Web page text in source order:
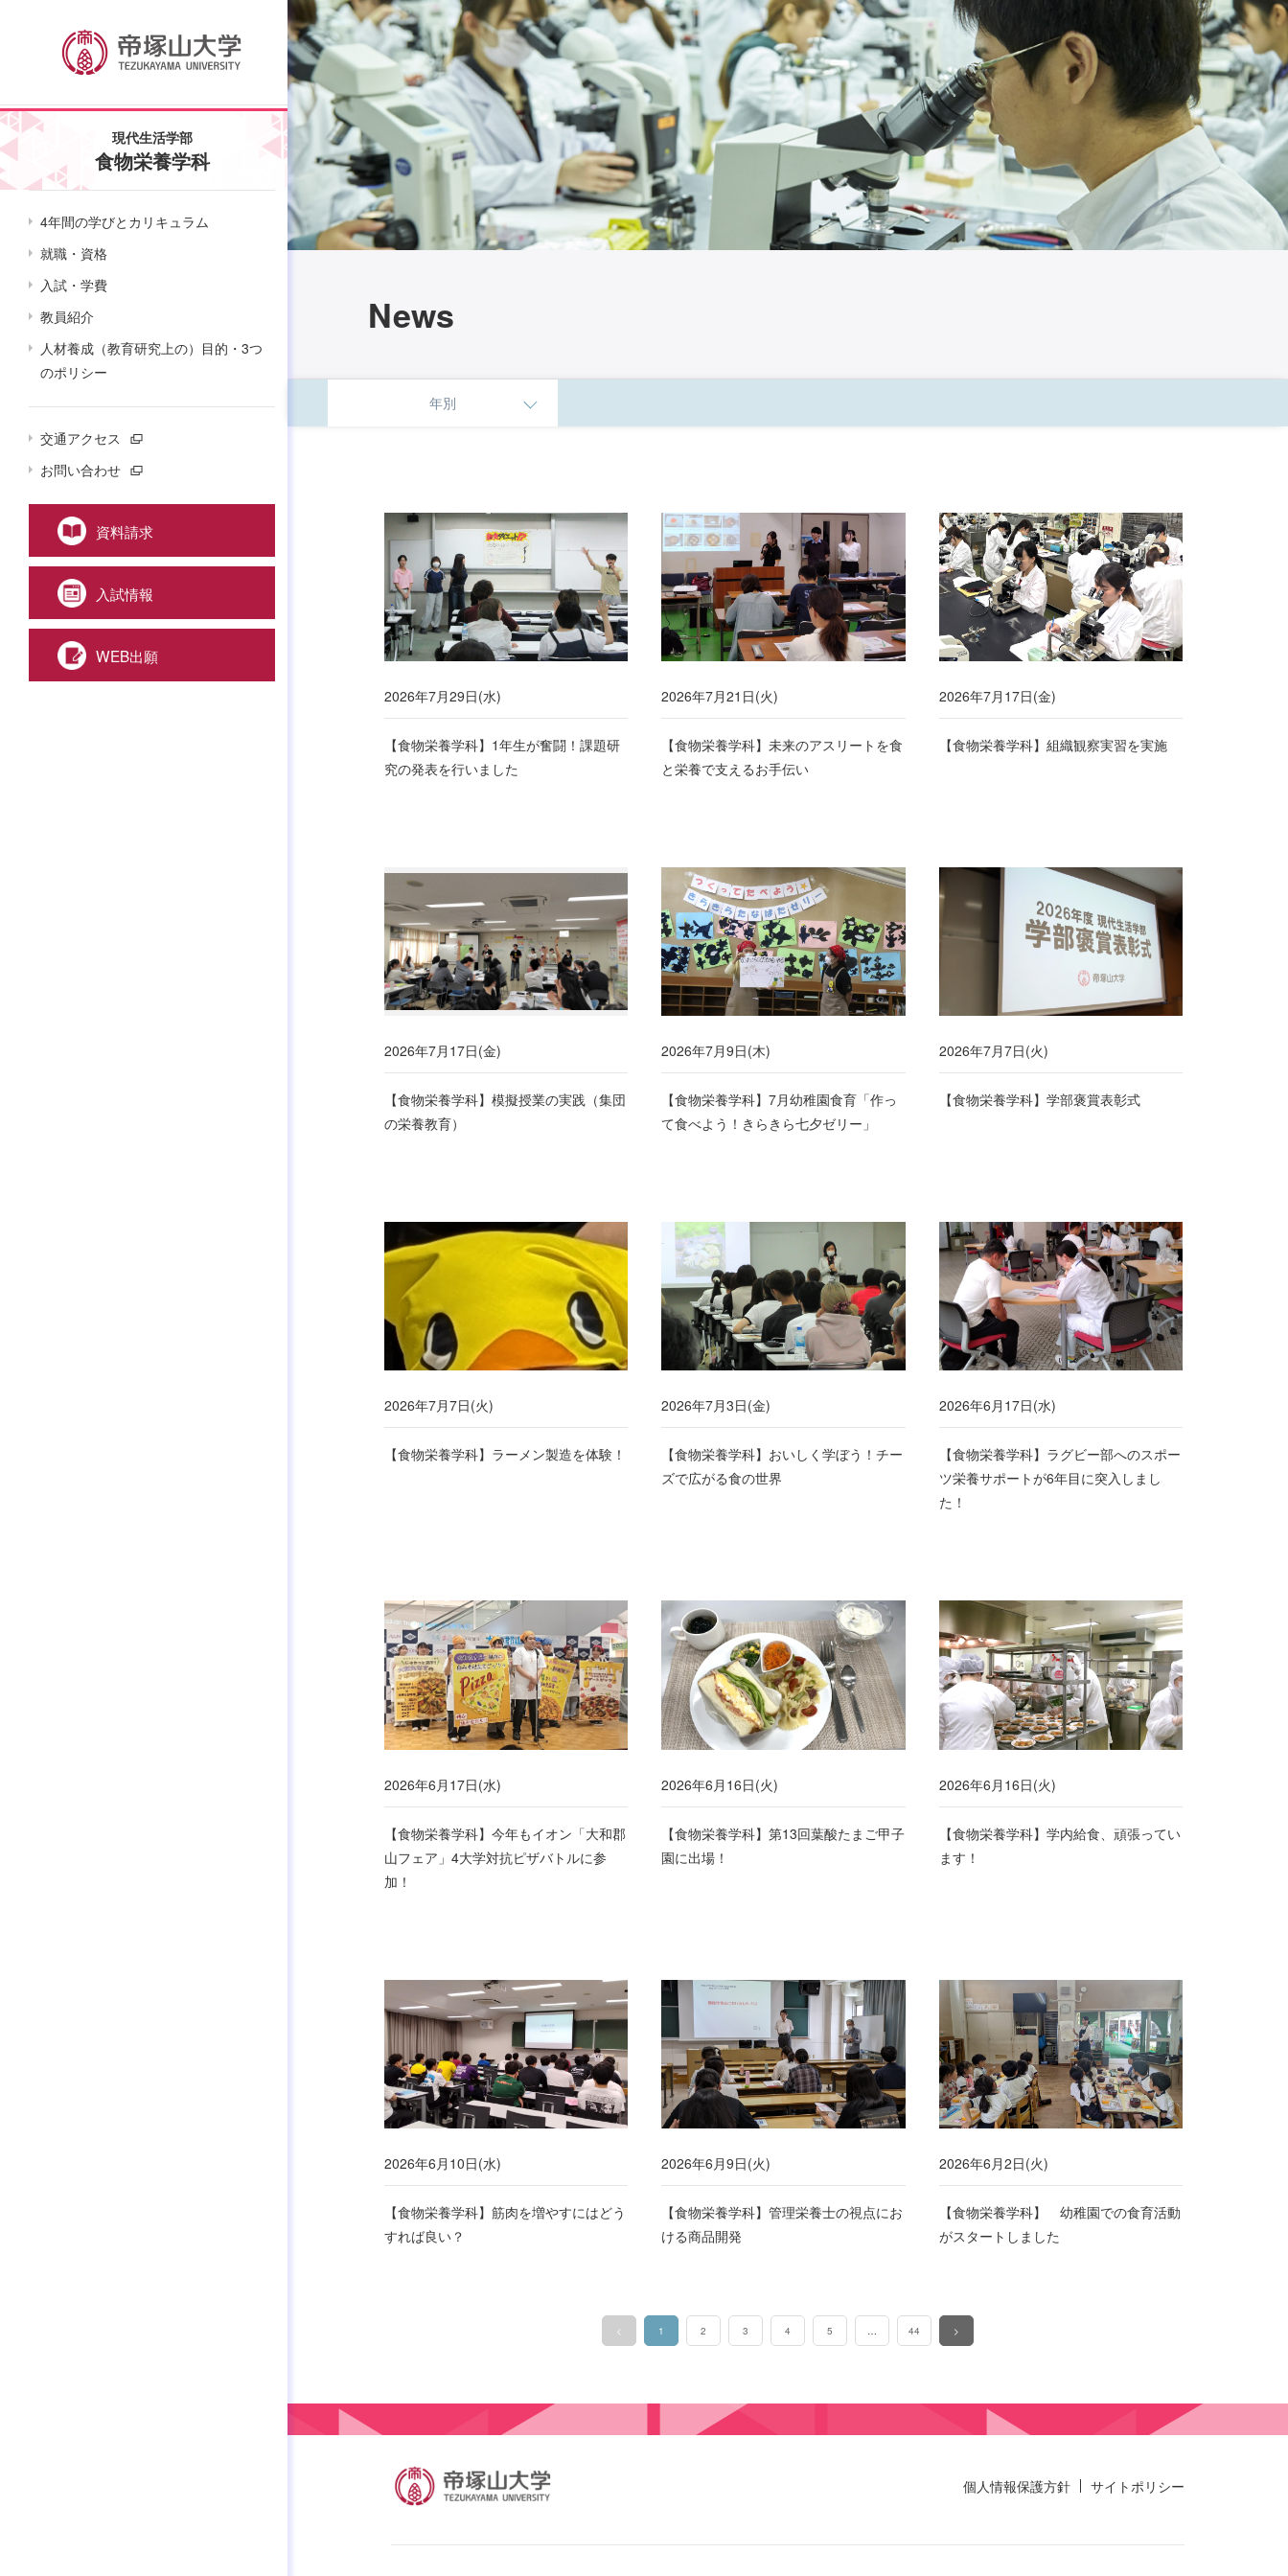
現代生活学部
食物栄養学科
4年間の学びとカリキュラム
就職・資格
入試・学費
教員紹介
人材養成（教育研究上の）目的・3つ
のポリシー
交通アクセス
お問い合わせ
資料請求
入試情報
WEB出願
News
年別
2026年7月29日(水)
【食物栄養学科】1年生が奮闘！課題研
究の発表を行いました
2026年7月21日(火)
【食物栄養学科】未来のアスリートを食
と栄養で支えるお手伝い
2026年7月17日(金)
【食物栄養学科】組織観察実習を実施
2026年7月17日(金)
【食物栄養学科】模擬授業の実践（集団
の栄養教育）
2026年7月9日(木)
【食物栄養学科】7月幼稚園食育「作っ
て食べよう！きらきら七夕ゼリー」
2026年7月7日(火)
【食物栄養学科】学部褒賞表彰式
2026年7月7日(火)
【食物栄養学科】ラーメン製造を体験！
2026年7月3日(金)
【食物栄養学科】おいしく学ぼう！チー
ズで広がる食の世界
2026年6月17日(水)
【食物栄養学科】ラグビー部へのスポー
ツ栄養サポートが6年目に突入しまし
た！
2026年6月17日(水)
【食物栄養学科】今年もイオン「大和郡
山フェア」4大学対抗ピザバトルに参
加！
2026年6月16日(火)
【食物栄養学科】第13回葉酸たまご甲子
園に出場！
2026年6月16日(火)
【食物栄養学科】学内給食、頑張ってい
ます！
2026年6月10日(水)
【食物栄養学科】筋肉を増やすにはどう
すれば良い？
2026年6月9日(火)
【食物栄養学科】管理栄養士の視点にお
ける商品開発
2026年6月2日(火)
【食物栄養学科】 幼稚園での食育活動
がスタートしました
< 1
（このページ）
2 3 4 5 44 >
個人情報保護方針 サイトポリシー